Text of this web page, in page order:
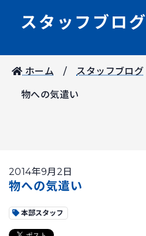
スタッフブログ
ホーム スタッフブログ
物への気遣い
2014年9月2日
物への気遣い
本部スタッフ